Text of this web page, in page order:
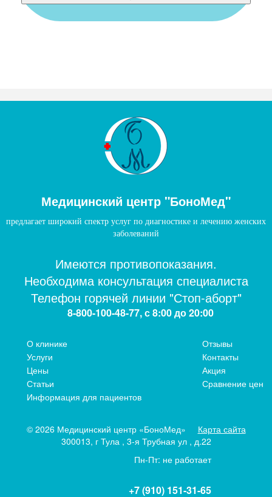
Медицинский центр "БоноМед"
предлагает широкий спектр услуг по диагностике и лечению женских
заболеваний
Имеются противопоказания.
Необходима консультация специалиста
Телефон горячей линии "Стоп-аборт"
8-800-100-48-77, с 8:00 до 20:00
О клинике
Услуги
Цены
Статьи
Информация для пациентов
Отзывы
Контакты
Акция
Сравнение цен
© 2026 Медицинский центр «БоноМед»
Карта сайта
300013, г Тула , 3-я Трубная ул , д.22
Пн-Пт: не работает
+7 (910) 151-31-65